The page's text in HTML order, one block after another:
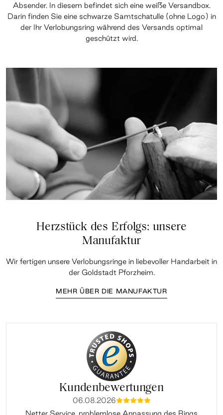
Absender. In diesem befindet sich eine weiße Versandbox.
Darin finden Sie eine schwarze Samtschatulle (ohne Logo) in
der Ihr Verlobungsring während des Versands optimal
geschützt wird.
Herzstück des Erfolgs: unsere
Manufaktur
Wir fertigen unsere Verlobungsringe in liebevoller Handarbeit in
der Goldstadt Pforzheim.
MEHR ÜBER DIE MANUFAKTUR
Kundenbewertungen
06.08.2026mmmmm
Netter Service, problemlose Anpassung des Rings